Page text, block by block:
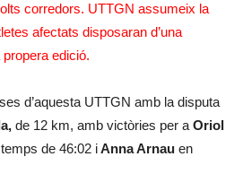
corredors. UTTGN assumeix la
afectats disposaran d’una
edició.
d’aquesta UTTGN amb la disputa
de 12 km, amb victòries per a Oriol
de 46:02 iAnna Arnau en